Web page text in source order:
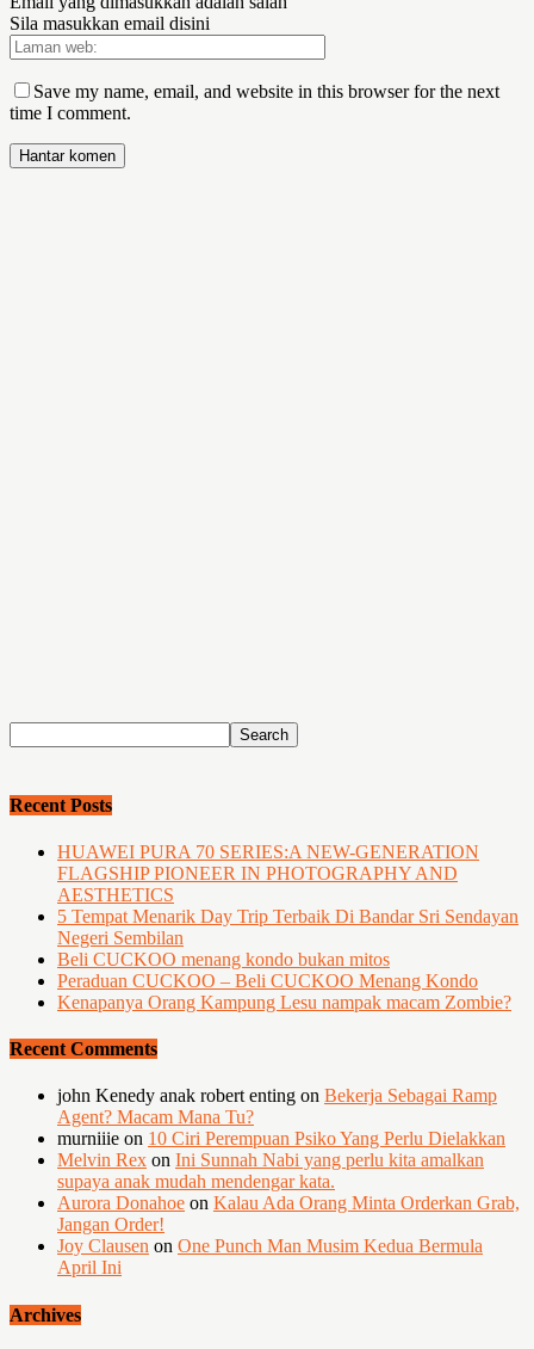
Sila masukkan email disini
Save my name, email, and website in this browser for the next
time I comment.
Recent Posts
HUAWEI PURA 70 SERIES:A NEW-GENERATION
FLAGSHIP PIONEER IN PHOTOGRAPHY AND
AESTHETICS
5 Tempat Menarik Day Trip Terbaik Di Bandar Sri Sendayan
Negeri Sembilan
Beli CUCKOO menang kondo bukan mitos
Peraduan CUCKOO – Beli CUCKOO Menang Kondo
Kenapanya Orang Kampung Lesu nampak macam Zombie?
Recent Comments
john Kenedy anak robert enting on Bekerja Sebagai Ramp
Agent? Macam Mana Tu?
murniiie on 10 Ciri Perempuan Psiko Yang Perlu Dielakkan
Melvin Rex on Ini Sunnah Nabi yang perlu kita amalkan
supaya anak mudah mendengar kata.
Aurora Donahoe on Kalau Ada Orang Minta Orderkan Grab,
Jangan Order!
Joy Clausen on One Punch Man Musim Kedua Bermula
April Ini
Archives